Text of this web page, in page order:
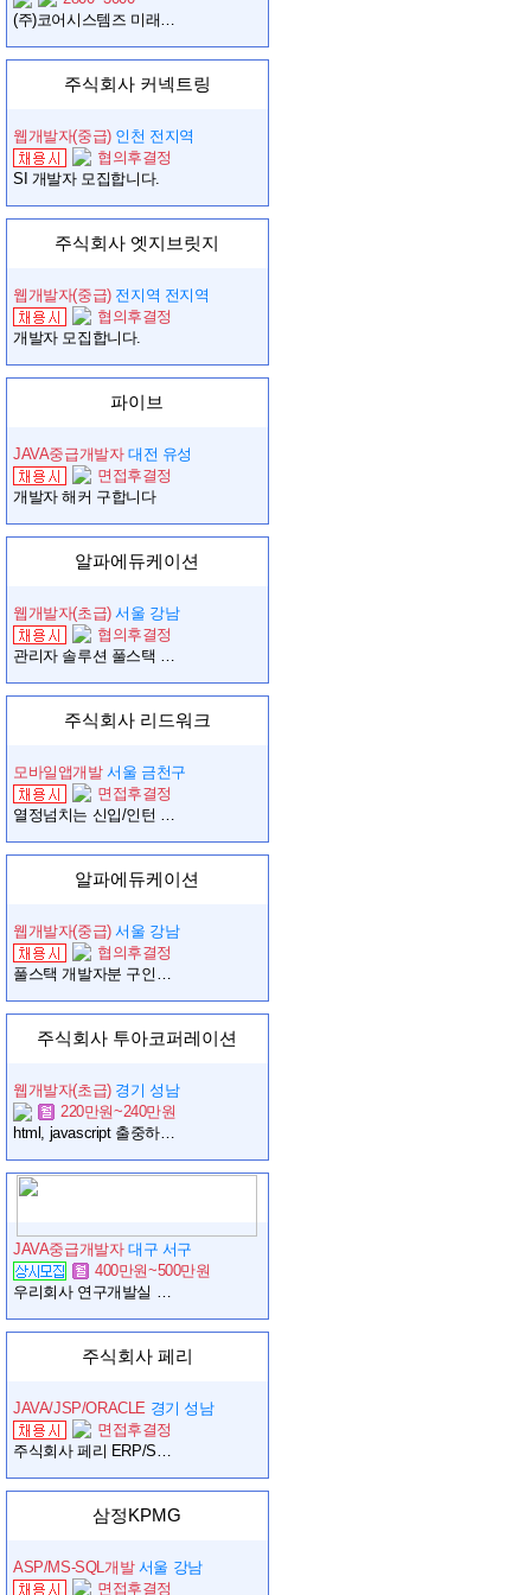
(주)코어시스템즈 미래사업팀 연구사업 및 사업기획 경력사원 모집
주식회사 커넥트링
웹개발자(중급) 인천 전지역
협의후결정
SI 개발자 모집합니다.
주식회사 엣지브릿지
웹개발자(중급) 전지역 전지역
협의후결정
개발자 모집합니다.
파이브
JAVA중급개발자 대전 유성
면접후결정
개발자 해커 구합니다
알파에듀케이션
웹개발자(초급) 서울 강남
협의후결정
관리자 솔루션 풀스택 웹개발자 구합니다.
주식회사 리드워크
모바일앱개발 서울 금천구
면접후결정
열정넘치는 신입/인턴 개발자
알파에듀케이션
웹개발자(중급) 서울 강남
협의후결정
풀스택 개발자분 구인합니다.
주식회사 투아코퍼레이션
웹개발자(초급) 경기 성남
220만원~240만원
html, javascript 출중하신 웹제작과 함께 코딩도 가능하신 분. 컴퓨터 전공이면 우대합니다. 일단 신입사원 / 2년 이내 경력자를 원합니다. 성실하고 커뮤니케이션 잘되는 사람을 원합니다. 웹개발
JAVA중급개발자 대구 서구
400만원~500만원
우리회사 연구개발실 개발자를 모집합니다.
주식회사 페리
JAVA/JSP/ORACLE 경기 성남
면접후결정
주식회사 페리 ERP/SCM 개발 경력자 모집
삼정KPMG
ASP/MS-SQL개발 서울 강남
면접후결정